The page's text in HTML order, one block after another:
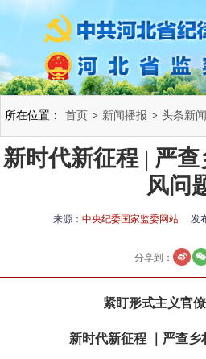
所在位置： 首页 > 新闻播报 > 头条新闻
新时代新征程 | 严
风问
来源： 中央纪委国家监委网站 发
分享到：
紧盯形式主义官
新时代新征程 ｜严查